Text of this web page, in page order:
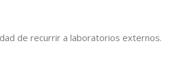
de recurrir a laboratorios externos.